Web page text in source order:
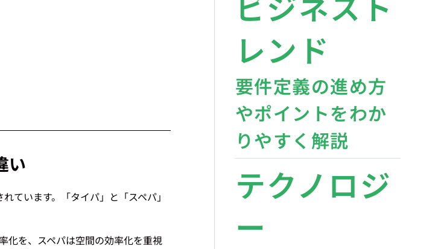
い
ています。「タイパ」と「スペパ」
化を、スペパは空間の効率化を重視
レンド
要件定義の進め方
やポイントをわか
りやすく解説
テクノロジ
ー